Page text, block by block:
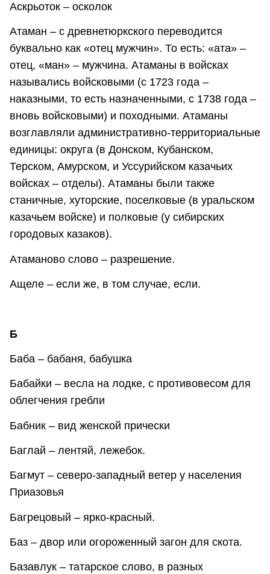
Аскрьоток – осколок
Атаман – с древнетюркского переводится
буквально как «отец мужчин». То есть: «ата» –
отец, «ман» – мужчина. Атаманы в войсках
назывались войсковыми (с 1723 года –
наказными, то есть назначенными, с 1738 года –
вновь войсковыми) и походными. Атаманы
возглавляли административно-территориальные
единицы: округа (в Донском, Кубанском,
Терском, Амурском, и Уссурийском казачьих
войсках – отделы). Атаманы были также
станичные, хуторские, поселковые (в уральском
казачьем войске) и полковые (у сибирских
городовых казаков).
Атаманово слово – разрешение.
Ащеле – если же, в том случае, если.
Б
Баба – бабаня, бабушка
Бабайки – весла на лодке, с противовесом для
облегчения гребли
Бабник – вид женской прически
Баглай – лентяй, лежебок.
Багмут – северо-западный ветер у населения
Приазовья
Багрецовый – ярко-красный.
Баз – двор или огороженный загон для скота.
Базавлук – татарское слово, в разных